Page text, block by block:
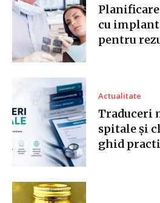
cu implant
pentru
Actualitate
Traduceri
spitale și
ghid